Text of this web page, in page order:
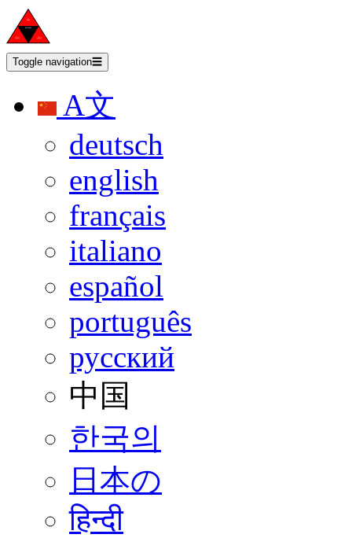
Toggle navigation☰
A文
deutsch
english
français
italiano
español
português
русский
中国
한국의
日本の
हिन्दी